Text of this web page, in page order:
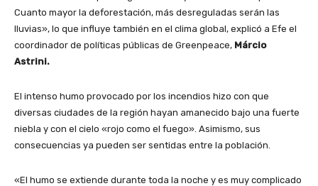
Cuanto mayor la deforestación, más desreguladas serán las
lluvias», lo que influye también en el clima global, explicó a Efe el
coordinador de políticas públicas de Greenpeace, Márcio
Astrini.
El intenso humo provocado por los incendios hizo con que
diversas ciudades de la región hayan amanecido bajo una fuerte
niebla y con el cielo «rojo como el fuego». Asimismo, sus
consecuencias ya pueden ser sentidas entre la población.
«El humo se extiende durante toda la noche y es muy complicado